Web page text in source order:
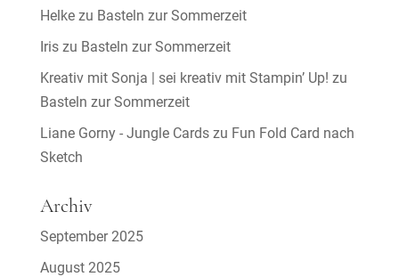
Helkezu Basteln zur Sommerzeit
Iriszu Basteln zur Sommerzeit
Kreativ mit Sonja | sei kreativ mit Stampin’ Up! zu
Basteln zur Sommerzeit
Liane Gorny - Jungle Cardszu Fun Fold Card nach
Sketch
Archiv
September 2025
August 2025